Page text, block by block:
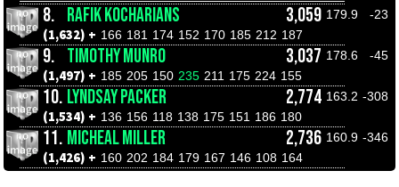
8. RAFIK KOCHARIANS 3,059 179.9 -23
(1,632) + 166 181 174 152 170 185 212 187
9. TIMOTHY MUNRO 3,037 178.6 -45
(1,497) + 185 205 150 235 211 175 224 155
10. LYNDSAY PACKER 2,774 163.2 -308
(1,534) + 136 156 118 138 175 151 186 180
11. MICHEAL MILLER 2,736 160.9 -346
(1,426) + 160 202 184 179 167 146 108 164